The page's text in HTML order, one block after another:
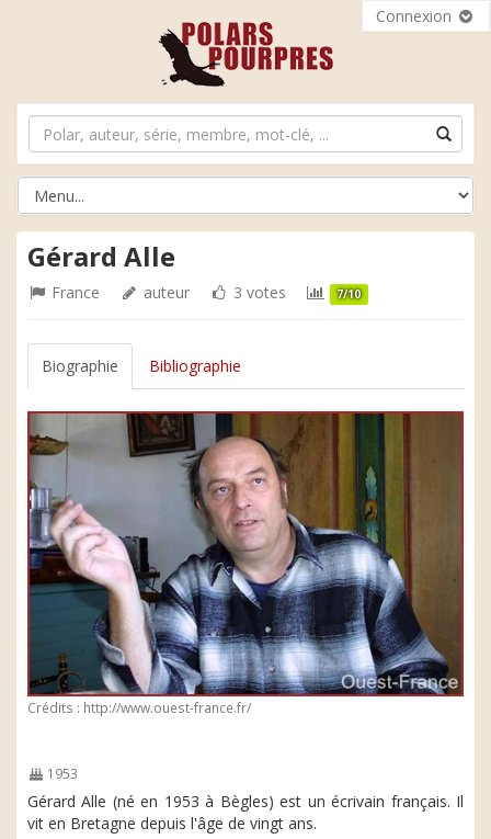
Connexion
Gérard Alle
France auteur 3 votes 7/10
Biographie Bibliographie
Crédits : http://www.ouest-france.fr/
1953
Gérard Alle (né en 1953 à Bègles) est un écrivain français. Il
vit en Bretagne depuis l'âge de vingt ans.